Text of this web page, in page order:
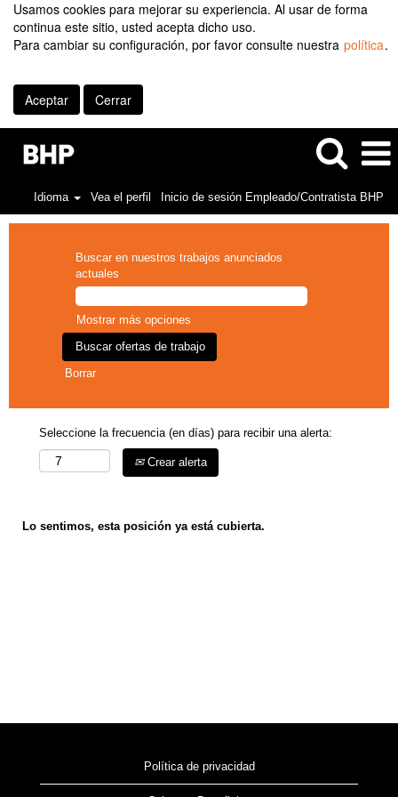
Usamos cookies para mejorar su experiencia. Al usar de forma
continua este sitio, usted acepta dicho uso.
Para cambiar su configuración, por favor consulte nuestra política.
Aceptar Cerrar
Idioma Vea el perfil Inicio de sesión Empleado/Contratista BHP
Buscar en nuestros trabajos anunciados
actuales
Mostrar más opciones
Borrar
Seleccione la frecuencia (en días) para recibir una alerta:
Crear alerta
Lo sentimos, esta posición ya está cubierta.
Política de privacidad